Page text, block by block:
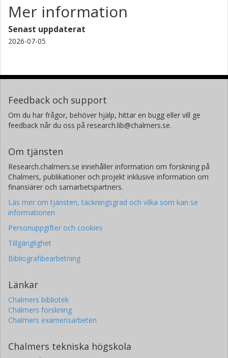
Mer information
Senast uppdaterat
2026-07-05
Feedback och support
Om du har frågor, behöver hjälp, hittar en bugg eller vill ge
feedback når du oss på research.lib@chalmers.se.
Om tjänsten
Research.chalmers.se innehåller information om forskning på
Chalmers, publikationer och projekt inklusive information om
finansiärer och samarbetspartners.
Läs mer om tjänsten, täckningsgrad och vilka som kan se
informationen
Personuppgifter och cookies
Tillgänglighet
Bibliografibearbetning
Länkar
Chalmers bibliotek
Chalmers forskning
Chalmers examensarbeten
Chalmers tekniska högskola